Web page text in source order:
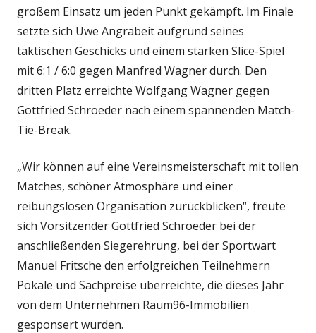
großem Einsatz um jeden Punkt gekämpft. Im Finale
setzte sich Uwe Angrabeit aufgrund seines
taktischen Geschicks und einem starken Slice-Spiel
mit 6:1 / 6:0 gegen Manfred Wagner durch. Den
dritten Platz erreichte Wolfgang Wagner gegen
Gottfried Schroeder nach einem spannenden Match-
Tie-Break.
„Wir können auf eine Vereinsmeisterschaft mit tollen
Matches, schöner Atmosphäre und einer
reibungslosen Organisation zurückblicken“, freute
sich Vorsitzender Gottfried Schroeder bei der
anschließenden Siegerehrung, bei der Sportwart
Manuel Fritsche den erfolgreichen Teilnehmern
Pokale und Sachpreise überreichte, die dieses Jahr
von dem Unternehmen Raum96-Immobilien
gesponsert wurden.